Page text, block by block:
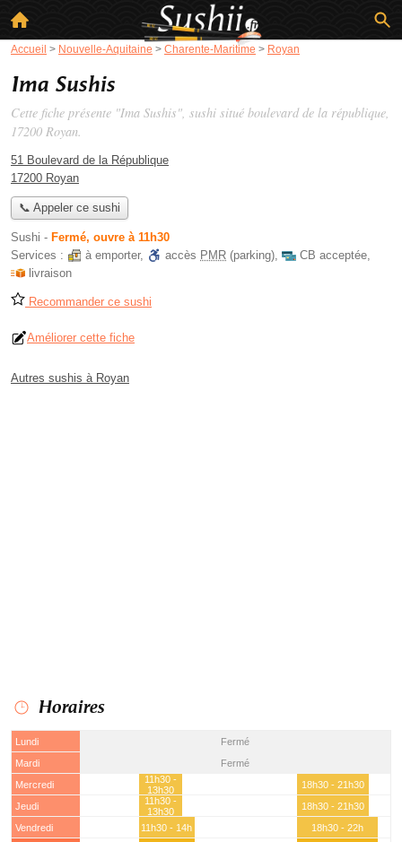
Accueil > Nouvelle-Aquitaine > Charente-Maritime > Royan
Ima Sushis
Cette fiche présente "Ima Sushis", sushi situé boulevard de la république,
17200 Royan.
51 Boulevard de la République
17200 Royan
📞 Appeler ce sushi
Sushi - Fermé, ouvre à 11h30
Services :
à emporter, accès PMR (parking), CB acceptée,
livraison
Recommander ce sushi
Améliorer cette fiche
Autres sushis à Royan
Horaires
Lundi
Fermé
Mardi
Fermé
Mercredi
11h30 -
13h30
18h30 - 21h30
Jeudi
11h30 -
13h30
18h30 - 21h30
Vendredi
11h30 - 14h
18h30 - 22h